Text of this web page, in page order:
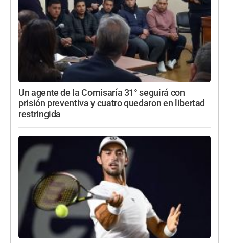
Un agente de la Comisaría 31° seguirá con
prisión preventiva y cuatro quedaron en libertad
restringida